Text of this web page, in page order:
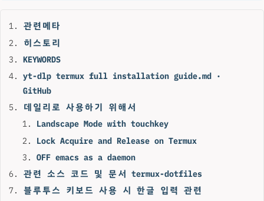
관련메타
히스토리
KEYWORDS
yt-dlp termux full installation guide.md ·
GitHub
데일리로 사용하기 위해서
Landscape Mode with touchkey
Lock Acquire and Release on Termux
OFF emacs as a daemon
관련 소스 코드 및 문서 termux-dotfiles
블루투스 키보드 사용 시 한글 입력 관련